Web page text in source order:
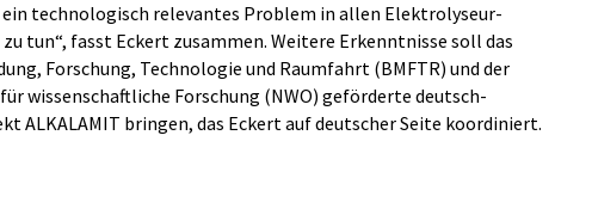
technologisch relevantes Problem in allen Elektrolyseur-
tun“, fasst Eckert zusammen. Weitere Erkenntnisse soll das
Forschung, Technologie und Raumfahrt (BMFTR) und der
wissenschaftliche Forschung (NWO) geförderte deutsch-
ALKALAMIT bringen, das Eckert auf deutscher Seite koordiniert.